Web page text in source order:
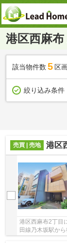
港区西麻
該当物件数 5 区
絞り込み条件
売買 | 売地 港区
港区西麻布2丁目
田線乃木坂駅か